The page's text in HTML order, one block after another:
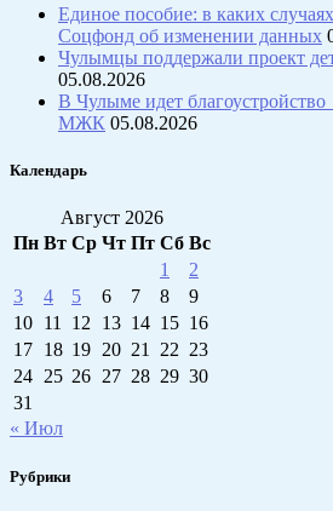
Единое пособие: в каких
Соцфонд об изменении данных
Чулымцы поддержали проект
05.08.2026
В Чулыме идет
МЖК 05.08.2026
Календарь
Август 2026
Пн Вт Ср Чт Пт Сб Вс
1
2
3
4 5 6 7 8
9
10 11 12 13 14 15 16
17 18 19 20 21 22 23
24 25 26 27 28 29 30
31
« Июл
Рубрики